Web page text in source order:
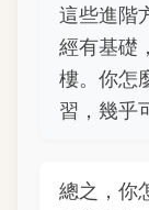
這些進階
經有基礎
樓。你怎
習，幾乎
總之，你